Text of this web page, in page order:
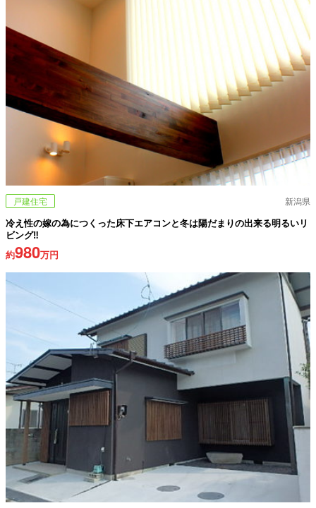
戸建住宅 新潟県
冷え性の嫁の為につくった床下エアコンと冬は陽だまりの出来る明るいリ
ビング‼
約980万円